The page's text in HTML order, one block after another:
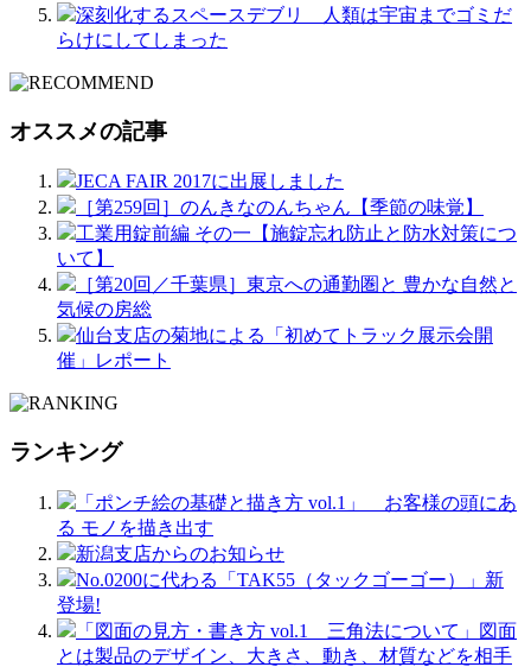
深刻化するスペースデブリ 人類は宇宙までゴミだ
らけにしてしまった
オススメの記事
JECA FAIR 2017に出展しました
［第259回］のんきなのんちゃん【季節の味覚】
工業用錠前編 その一【施錠忘れ防止と防水対策につ
いて】
［第20回／千葉県］東京への通勤圏と 豊かな自然と
気候の房総
仙台支店の菊地による「初めてトラック展示会開
催」レポート
ランキング
「ポンチ絵の基礎と描き方 vol.1」 お客様の頭にあ
る モノを描き出す
新潟支店からのお知らせ
No.0200に代わる「TAK55（タックゴーゴー）」新
登場!
「図面の見方・書き方 vol.1 三角法について」図面
とは製品のデザイン、大きさ、動き、材質などを相手